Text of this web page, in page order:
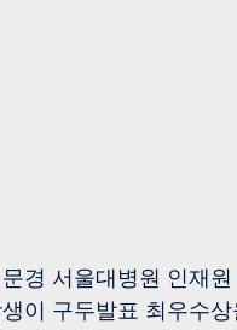
경 서울대병원 인재
이 구두발표 최우수